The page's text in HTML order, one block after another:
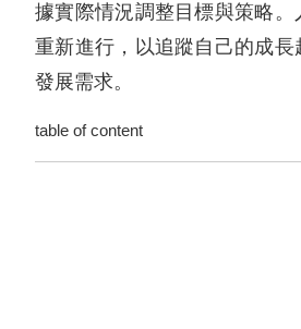
據實際情況調整目標與策略。
重新進行，以追蹤自己的成長
發展需求。
table of content